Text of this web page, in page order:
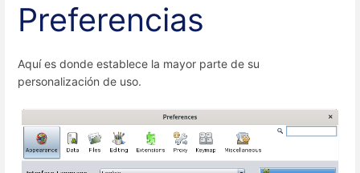
Preferencias
Aquí es donde establece la mayor parte de su
personalización de uso.